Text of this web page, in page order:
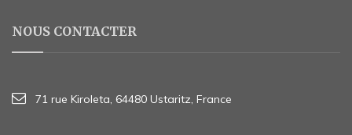
NOUS CONTACTER
71 rue Kiroleta, 64480 Ustaritz, France